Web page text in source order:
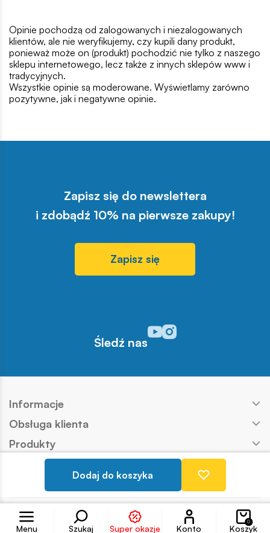
Menu Szukaj Super okazje
Konto
Konto
0
Koszyk
Dodaj do koszyka
Opinie pochodzą od zalogowanych i niezalogowanych
klientów, ale nie weryfikujemy, czy kupili dany produkt,
ponieważ może on (produkt) pochodzić nie tylko z naszego
sklepu internetowego, lecz także z innych sklepów www i
tradycyjnych.
Wszystkie opinie są moderowane. Wyświetlamy zarówno
pozytywne, jak i negatywne opinie.
Zapisz się do newslettera
i zdobądź 10% na pierwsze zakupy!
Zapisz się
Śledź nas
Odwiedź nasz profil w
Odwiedź nasz profil w
Informacje
Obsługa klienta
Produkty
Kontakt
Copyright © COBI SA Realizacja: Ideo